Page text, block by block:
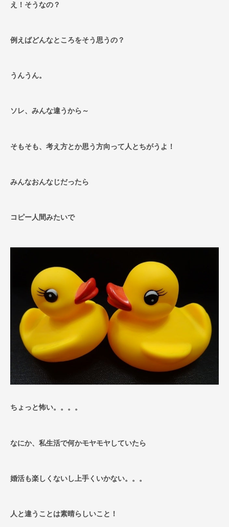
え！そうなの？
例えばどんなところをそう思うの？
うんうん。
ソレ、みんな違うから～
そもそも、考え方とか思う方向って人とちがうよ！​​​​​​​
みんなおんなじだったら
コピー人間みたいで
ちょっと怖い。。。。
なにか、私生活で何かモヤモヤしていたら
婚活も楽しくないし上手くいかない。。。
人と違うことは素晴らしいこと！